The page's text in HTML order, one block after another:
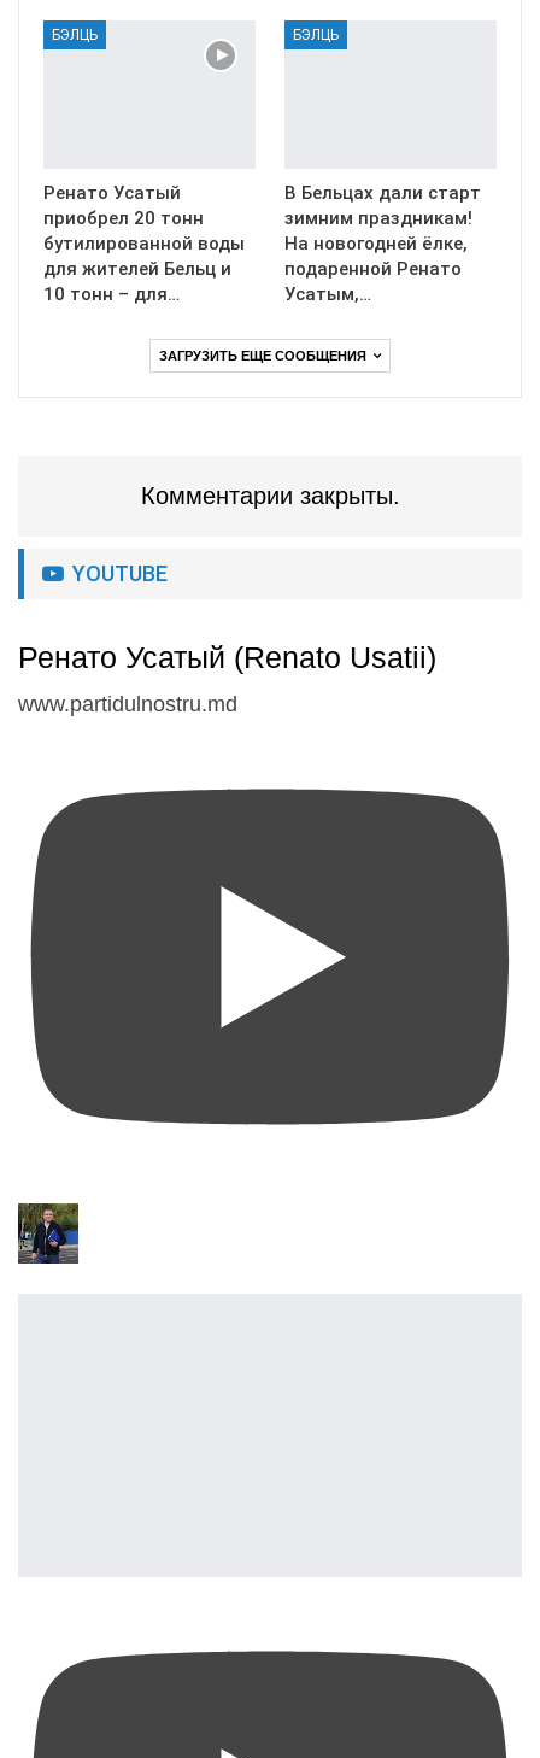
БЭЛЦЬ
Ренато Усатый
приобрел 20 тонн
бутилированной воды
для жителей Бельц и
10 тонн – для…
БЭЛЦЬ
В Бельцах дали старт
зимним праздникам!
На новогодней ёлке,
подаренной Ренато
Усатым,…
ЗАГРУЗИТЬ ЕЩЕ СООБЩЕНИЯ
Комментарии закрыты.
YOUTUBE
Ренато Усатый (Renato Usatii)
www.partidulnostru.md